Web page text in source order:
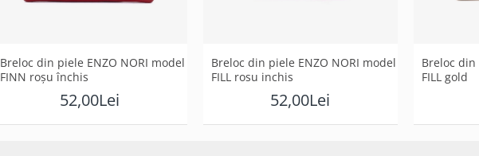
Breloc din piele ENZO NORI model
FINN roșu închis
52,00Lei
Breloc din piele ENZO NORI model
FILL rosu inchis
52,00Lei
Breloc din
FILL gold